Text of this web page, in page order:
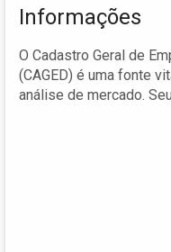
Informações
O Cadastro Geral de
(CAGED) é uma fonte
análise de mercado.